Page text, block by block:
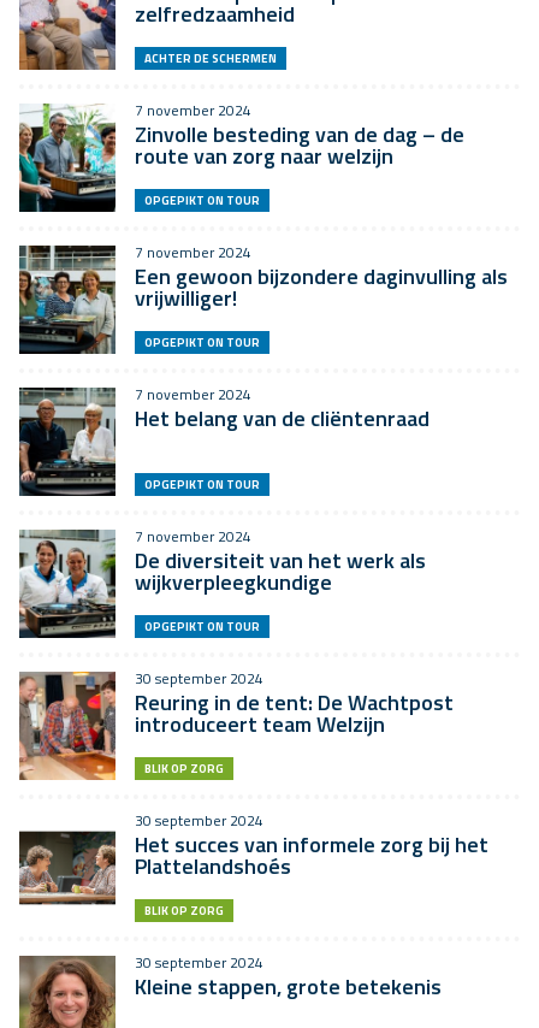
zelfredzaamheid
ACHTER DE SCHERMEN
7 november 2024
Zinvolle besteding van de dag – de
route van zorg naar welzijn
OPGEPIKT ON TOUR
7 november 2024
Een gewoon bijzondere daginvulling als
vrijwilliger!
OPGEPIKT ON TOUR
7 november 2024
Het belang van de cliëntenraad
OPGEPIKT ON TOUR
7 november 2024
De diversiteit van het werk als
wijkverpleegkundige
OPGEPIKT ON TOUR
30 september 2024
Reuring in de tent: De Wachtpost
introduceert team Welzijn
BLIK OP ZORG
30 september 2024
Het succes van informele zorg bij het
Plattelandshoés
BLIK OP ZORG
30 september 2024
Kleine stappen, grote betekenis